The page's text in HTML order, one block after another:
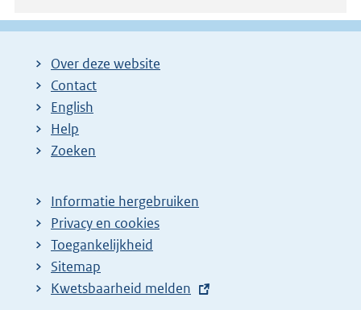
Over deze website
Contact
English
Help
Zoeken
Informatie hergebruiken
Privacy en cookies
Toegankelijkheid
Sitemap
E
Kwetsbaarheid melden